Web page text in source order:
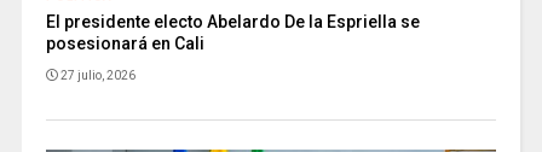
El presidente electo Abelardo De la Espriella se
posesionará en Cali
27 julio, 2026